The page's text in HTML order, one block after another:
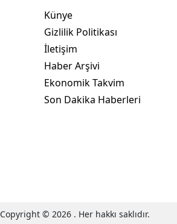
Künye
Gizlilik Politikası
İletişim
Haber Arşivi
Ekonomik Takvim
Son Dakika Haberleri
Copyright © 2026 . Her hakkı saklıdır.